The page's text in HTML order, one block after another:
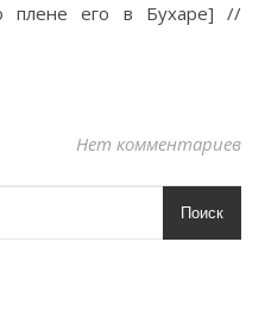
плене его в Бухаре] //
Нет комментариев
Поиск